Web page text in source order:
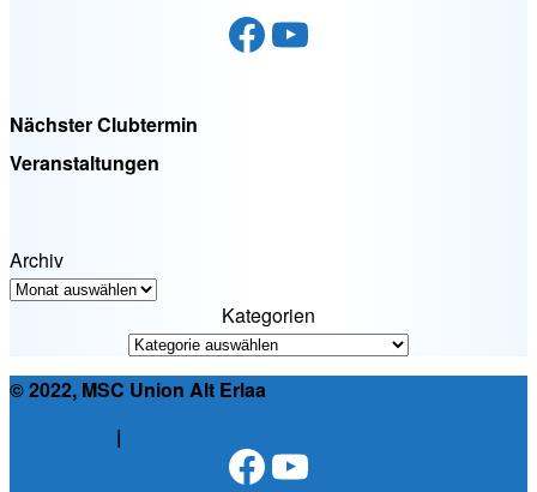
Facebook
YouTube
Nächster Clubtermin
Veranstaltungen
Archiv
Kategorien
© 2022, MSC Union Alt Erlaa
| Facebook
YouTube